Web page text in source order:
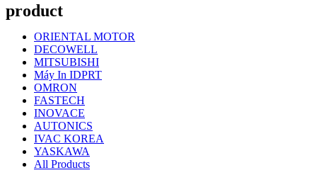
product
ORIENTAL MOTOR
DECOWELL
MITSUBISHI
Máy In IDPRT
OMRON
FASTECH
INOVACE
AUTONICS
IVAC KOREA
YASKAWA
All Products